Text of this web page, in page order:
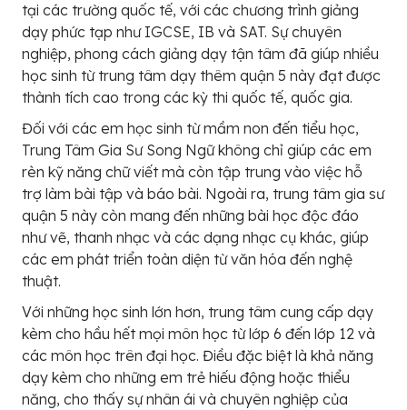
tại các trường quốc tế, với các chương trình giảng
dạy phức tạp như IGCSE, IB và SAT. Sự chuyên
nghiệp, phong cách giảng dạy tận tâm đã giúp nhiều
học sinh từ trung tâm dạy thêm quận 5 này đạt được
thành tích cao trong các kỳ thi quốc tế, quốc gia.
Đối với các em học sinh từ mầm non đến tiểu học,
Trung Tâm Gia Sư Song Ngữ không chỉ giúp các em
rèn kỹ năng chữ viết mà còn tập trung vào việc hỗ
trợ làm bài tập và báo bài. Ngoài ra, trung tâm gia sư
quận 5 này còn mang đến những bài học độc đáo
như vẽ, thanh nhạc và các dạng nhạc cụ khác, giúp
các em phát triển toàn diện từ văn hóa đến nghệ
thuật.
Với những học sinh lớn hơn, trung tâm cung cấp dạy
kèm cho hầu hết mọi môn học từ lớp 6 đến lớp 12 và
các môn học trên đại học. Điều đặc biệt là khả năng
dạy kèm cho những em trẻ hiếu động hoặc thiểu
năng, cho thấy sự nhân ái và chuyên nghiệp của